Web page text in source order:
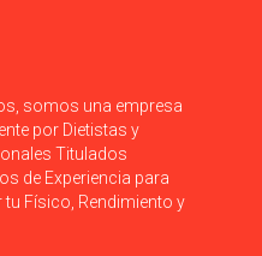
somos una empresa
por Dietistas y
Titulados
de Experiencia para
tu Físico, Rendimiento y